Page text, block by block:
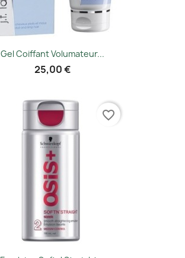
Gel Coiffant Volumateur...
25,00 €
favorite_border